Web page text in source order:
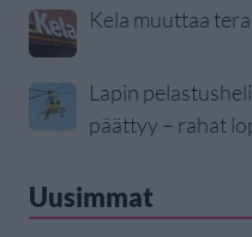
Kela muuttaa
Lapin
päättyy – rahat
Uusimmat